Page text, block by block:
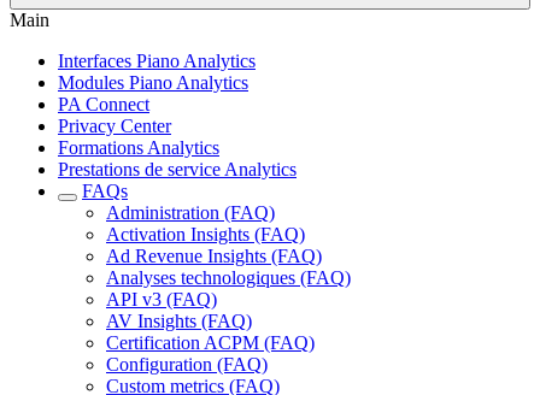
Main
Interfaces Piano Analytics
Modules Piano Analytics
PA Connect
Privacy Center
Formations Analytics
Prestations de service Analytics
FAQs
Administration (FAQ)
Activation Insights (FAQ)
Ad Revenue Insights (FAQ)
Analyses technologiques (FAQ)
API v3 (FAQ)
AV Insights (FAQ)
Certification ACPM (FAQ)
Configuration (FAQ)
Custom metrics (FAQ)